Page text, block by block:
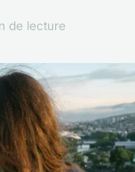
de lecture